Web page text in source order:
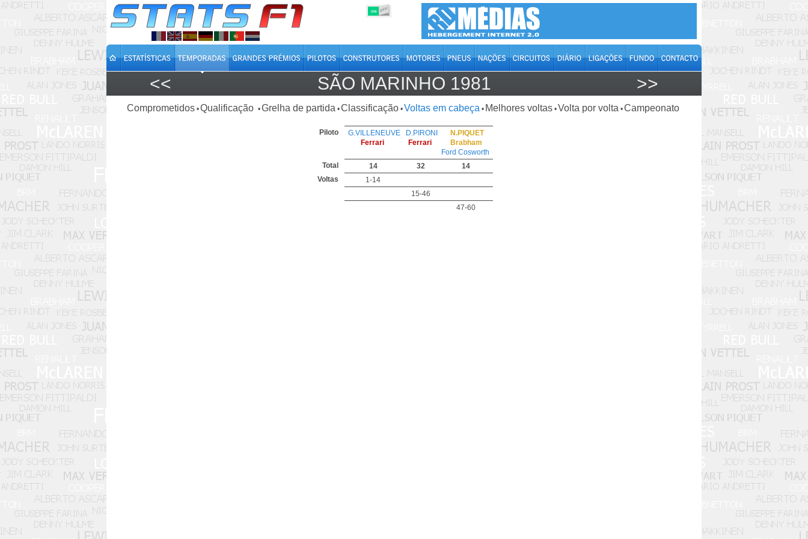
ON OFF
<< SÃO MARINHO 1981 >>
Comprometidos •Qualificação •Grelha de partida •Classificação •Voltas em cabeça • Melhores voltas •Volta por volta •Campeonato
Piloto
G.VILLENEUVE
Ferrari
D.PIRONI
Ferrari
N.PIQUET
Brabham
Ford Cosworth
Total
14 32
14
Voltas
1-14
15-46
47-60